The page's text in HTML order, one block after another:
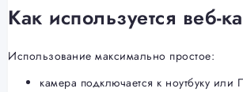
Как используется веб-
Использование максимально простое:
камера подключается к ноутбуку или